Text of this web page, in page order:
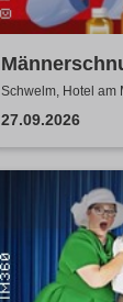
Imperium
Buchenau
Tour
Schwelm, Hotel am
27.09.2026